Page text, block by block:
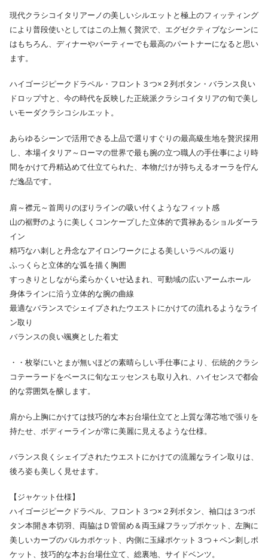
現代クラシコイタリアーノの美しいシルエットと極上のフィッティング
により普段使いとしてはこの上無く贅沢で、エグゼクティブなシーンに
はもちろん、ディナーやパーティーでも最高のパートナーになると思い
ます。
ハイゴージピークドラペル・フロント３つ×２列ボタン・バランス良い
ドロップ寸と、今の時代を反映した正統派クラシコイタリアの旬で美し
いモーダクラシコシルエット。
あらゆるシーンで活用できる上品で選りすぐりの最高級生地を贅沢採用
し、本場イタリア～ローマの世界で最も腕の立つ職人の手仕事により時
間をかけて丹精込めて仕立てられた、本物だけが持ちえるオーラを佇ん
だ逸品です。
肩～襟元～首周りのぼりラインの吸い付くようなフィット感
山の裾野のように美しくコンケープした立体的で貫禄あるショルダーラ
イン
精巧なハ刺しと丹念なアイロンワークによる美しいラペルの返り
ふっくらと立体的な弧を描く胸囲
すっきりとしながら柔らかくいせ込まれ、可動域の広いアームホール
身体ラインに沿う立体的な腕の曲線
最適なバランスでシェイプされたウエストにかけての流れるようなライ
ン取り
バランスの良い颯爽とした着丈
・・枚挙にいとまが無いほどの素晴らしい手仕事により、伝統的クラシ
コテーラードをベースに旬なエッセンスも取り入れ、ハイセンスで都会
的な雰囲気を醸します。
肩から上胸にかけては技巧的な本お台場仕立てと上質な薄芯地で張りを
持たせ、ボディーラインが常に美麗に見えるような仕様。
バランス良くシェイプされたウエストにかけての流麗なライン取りは、
後ろ姿も美しく見せます。
【ジャケット仕様】
ハイゴージピークドラペル、フロント３つ×２列ボタン、袖口は３つボ
タン本開き本切羽、両脇はＤ管留め＆両玉縁フラップポケット、左胸に
美しいカーブのバルカポケット、内側に玉縁ポケット３つ＋ペン刺しポ
ケット、技巧的な本お台場仕立て、総裏地、サイドベンツ。